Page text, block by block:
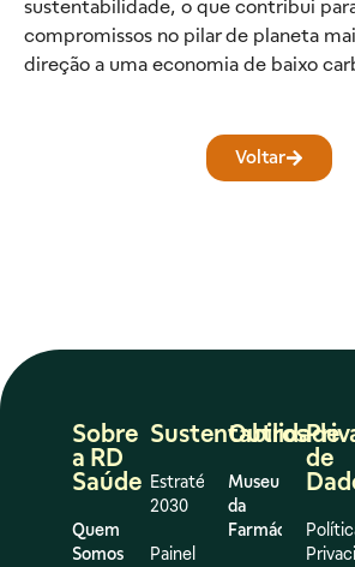
sustentabilidade, o que contribui
compromissos no pilar de planeta
direção a uma economia de baixo
Voltar
Sobre
a RD
Saúde
Quem
Somos
Sustentabilidade
Estratégia
2030
Painel
Outros
Museu
da
Farmácia
de